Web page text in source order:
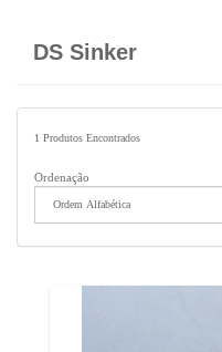
DS Sinker
1 Produtos Encontrados
Ordenação